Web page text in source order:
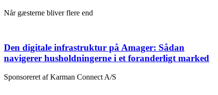
Når gæsterne bliver flere end
Den digitale infrastruktur på Amager: Sådan
navigerer husholdningerne i et foranderligt marked
Sponsoreret af Karman Connect A/S